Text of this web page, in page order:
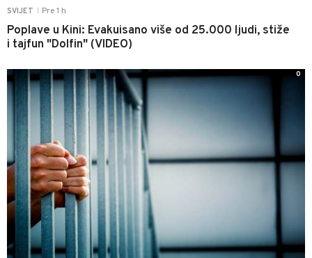
SVIJET Pre 1 h
Poplave u Kini: Evakuisano više od 25.000 ljudi, stiže
i tajfun "Dolfin" (VIDEO)
0